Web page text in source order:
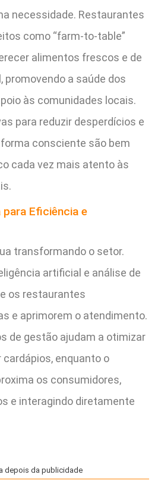
necessidade. Restaurantes
como “farm-to-table”
alimentos frescos e de
promovendo a saúde dos
às comunidades locais.
para reduzir desperdícios e
consciente são bem
cada vez mais atento às
Eficiência e
transformando o setor.
artificial e análise de
os restaurantes
e aprimorem o atendimento.
de gestão ajudam a otimizar
enquanto o
os consumidores,
e interagindo diretamente
depois da publicidade